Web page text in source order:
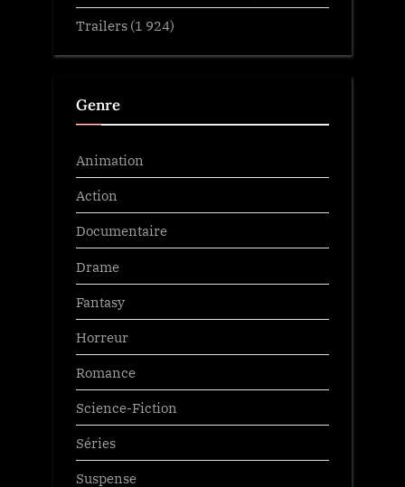
Trailers (1 924)
Genre
Animation
Action
Documentaire
Drame
Fantasy
Horreur
Romance
Science-Fiction
Séries
Suspense